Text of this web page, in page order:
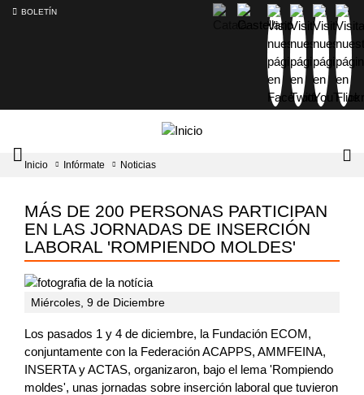
BOLETÍN
Intercambiador
del
principal
Inicio Infórmate Noticias
MÁS DE 200 PERSONAS PARTICIPAN
EN LAS JORNADAS DE INSERCIÓN
LABORAL 'ROMPIENDO MOLDES'
Miércoles, 9 de Diciembre
Los pasados 1 y 4 de diciembre, la Fundación ECOM,
conjuntamente con la Federación ACAPPS, AMMFEINA,
INSERTA y ACTAS, organizaron, bajo el lema 'Rompiendo
moldes', unas jornadas sobre inserción laboral que tuvieron